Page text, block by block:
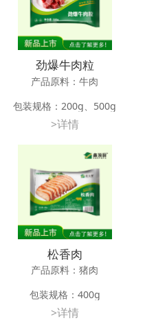
劲爆牛肉粒
产品原料：牛肉
包装规格：200g、500g
应用方法：油煎、油炸、碳烤
储存条件：-18℃以下冷冻储藏12
>详情
松香肉
产品原料：猪肉
包装规格：400g
应用方法：碳烤、油炸
>详情